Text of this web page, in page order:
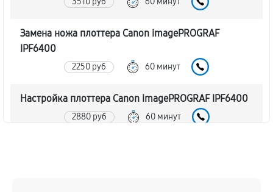
Замена ножа плоттера Canon imagePROGRAF
IPF6400
2250 руб 60 минут
Настройка плоттера Canon imagePROGRAF IPF6400
2880 руб 60 минут